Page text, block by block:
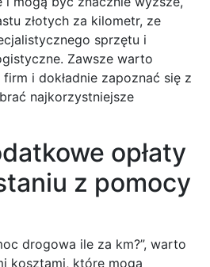
złotych za kilometr, ze
sprzętu i
Zawsze warto
i dokładnie zapoznać się z
najkorzystniejsze
opłaty
z pomocy
drogowa ile za km?”, warto
kosztami, które mogą